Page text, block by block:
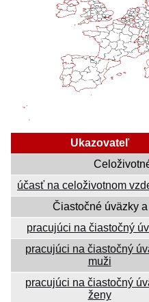
Ukazovateľ
účasť na celoživotnom
Čiastočné úväzky
pracujúci na čiastočný
pracujúci na čiastočný
muži
pracujúci na čiastočný
ženy